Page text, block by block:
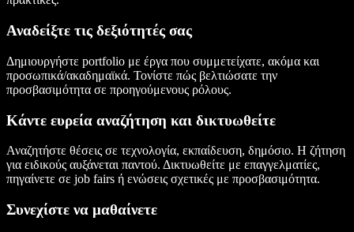
Αναδείξτε τις δεξιότητές σας
Δημιουργήστε portfolio με έργα που συμμετείχατε, ακόμα και
προσωπικά/ακαδημαϊκά. Τονίστε πώς βελτιώσατε την
προσβασιμότητα σε προηγούμενους ρόλους.
Κάντε ευρεία αναζήτηση και δικτυωθείτε
Αναζητήστε θέσεις σε τεχνολογία, εκπαίδευση, δημόσιο. Η ζήτηση
για ειδικούς αυξάνεται παντού. Δικτυωθείτε με επαγγελματίες,
πηγαίνετε σε job fairs ή ενώσεις σχετικές με προσβασιμότητα.
Συνεχίστε να μαθαίνετε